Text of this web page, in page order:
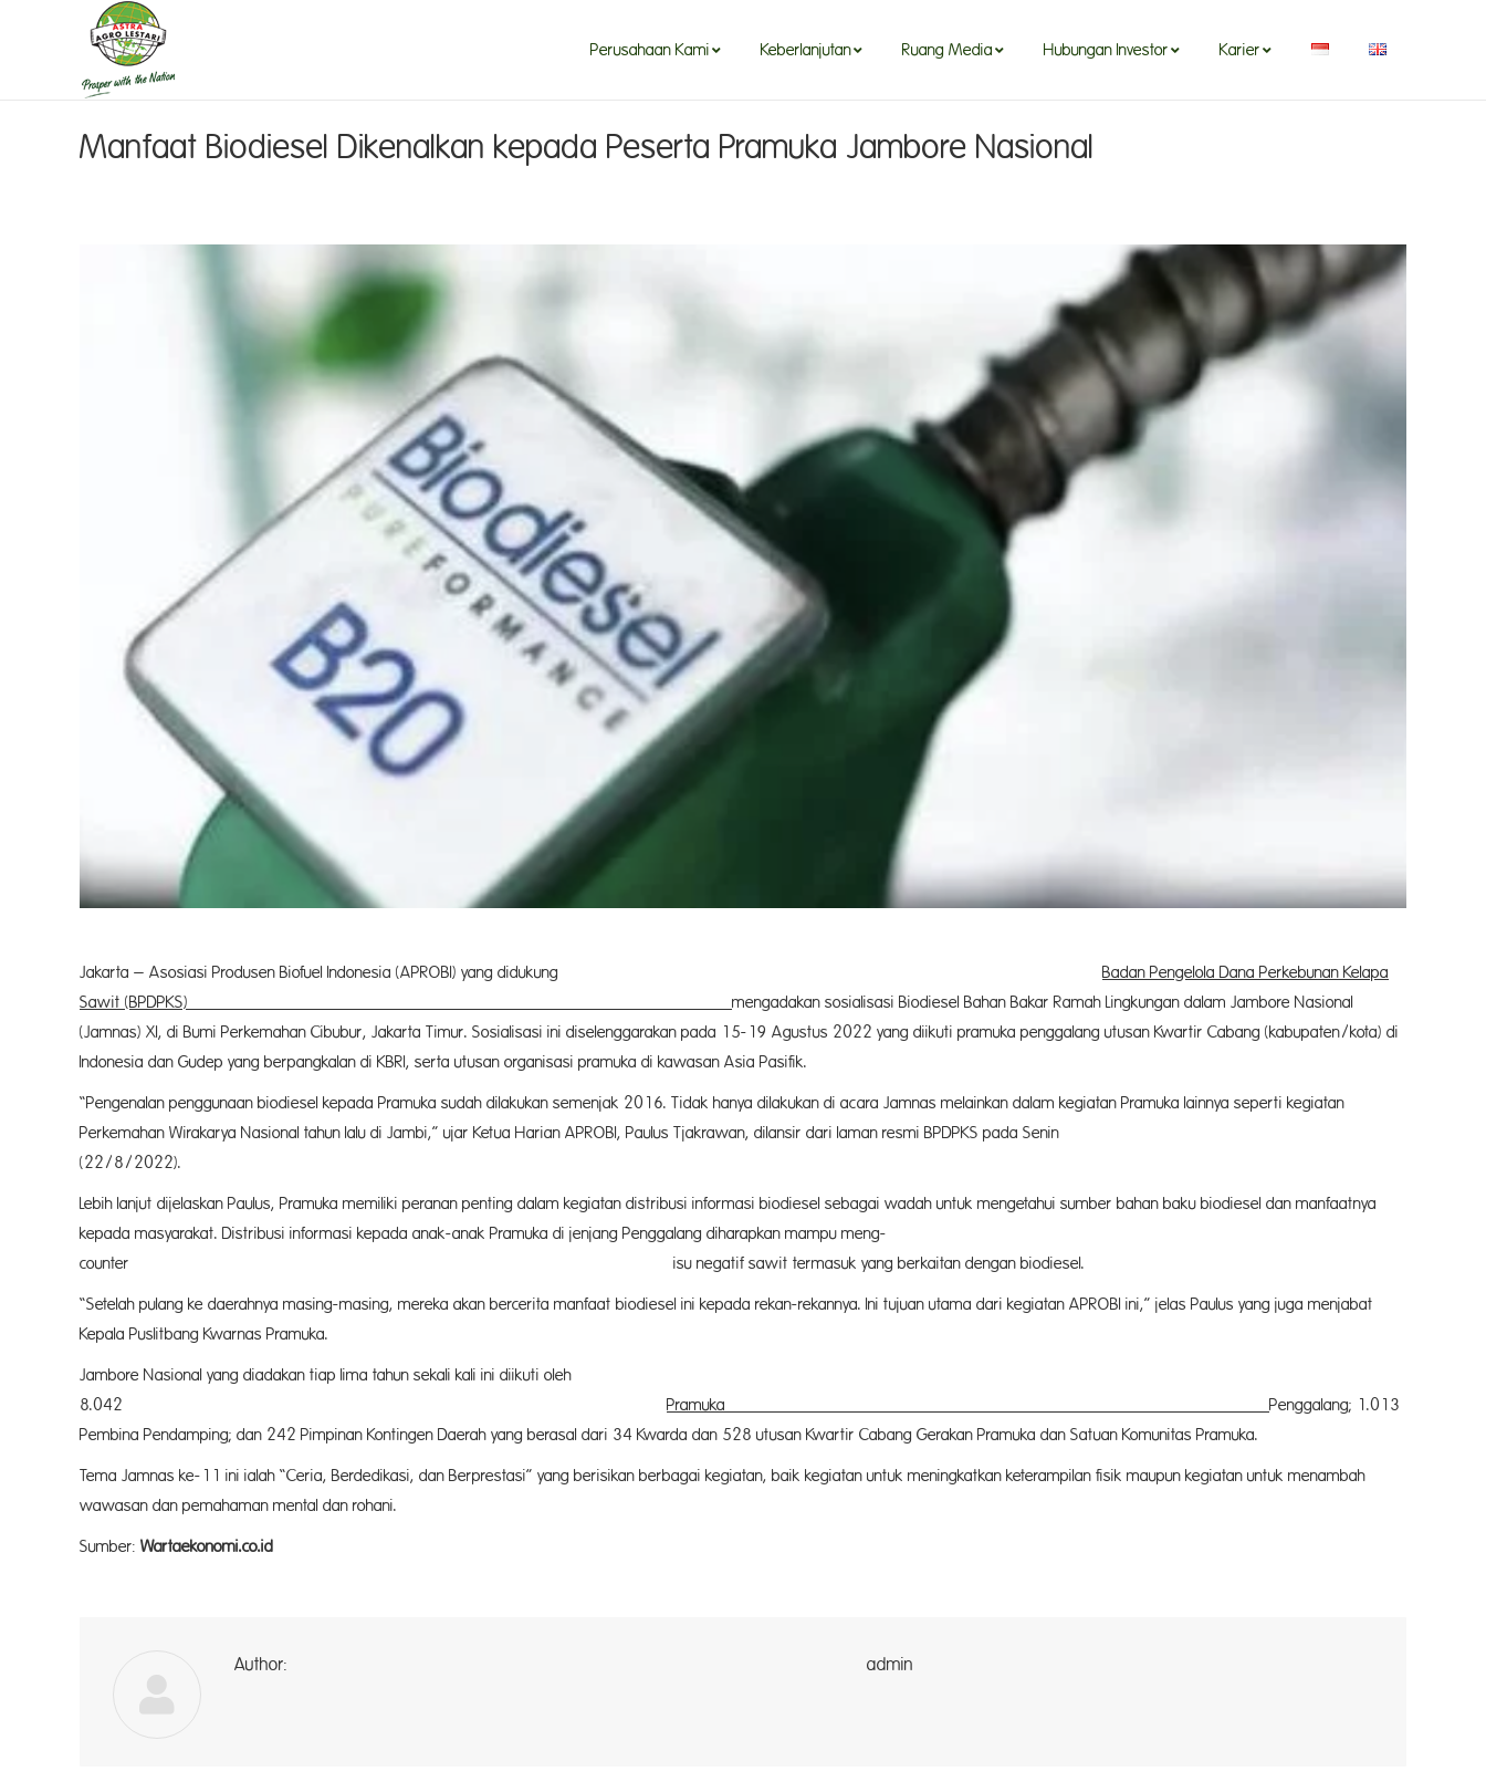
Perusahaan Kami Keberlanjutan Ruang Media Hubungan Investor Karier
Manfaat Biodiesel Dikenalkan kepada Peserta Pramuka Jambore Nasional
Jakarta – Asosiasi Produsen Biofuel Indonesia (APROBI) yang didukung Badan Pengelola Dana Perkebunan Kelapa
Sawit (BPDPKS) mengadakan sosialisasi Biodiesel Bahan Bakar Ramah Lingkungan dalam Jambore Nasional
(Jamnas) XI, di Bumi Perkemahan Cibubur, Jakarta Timur. Sosialisasi ini diselenggarakan pada 15-19 Agustus 2022 yang diikuti pramuka penggalang utusan Kwartir Cabang (kabupaten/kota) di
Indonesia dan Gudep yang berpangkalan di KBRI, serta utusan organisasi pramuka di kawasan Asia Pasifik.
“Pengenalan penggunaan biodiesel kepada Pramuka sudah dilakukan semenjak 2016. Tidak hanya dilakukan di acara Jamnas melainkan dalam kegiatan Pramuka lainnya seperti kegiatan
Perkemahan Wirakarya Nasional tahun lalu di Jambi,” ujar Ketua Harian APROBI, Paulus Tjakrawan, dilansir dari laman resmi BPDPKS pada Senin
(22/8/2022).
Lebih lanjut dijelaskan Paulus, Pramuka memiliki peranan penting dalam kegiatan distribusi informasi biodiesel sebagai wadah untuk mengetahui sumber bahan baku biodiesel dan manfaatnya
kepada masyarakat. Distribusi informasi kepada anak-anak Pramuka di jenjang Penggalang diharapkan mampu meng-
counter isu negatif sawit termasuk yang berkaitan dengan biodiesel.
“Setelah pulang ke daerahnya masing-masing, mereka akan bercerita manfaat biodiesel ini kepada rekan-rekannya. Ini tujuan utama dari kegiatan APROBI ini,” jelas Paulus yang juga menjabat
Kepala Puslitbang Kwarnas Pramuka.
Jambore Nasional yang diadakan tiap lima tahun sekali kali ini diikuti oleh
8.042 Pramuka Penggalang; 1.013
Pembina Pendamping; dan 242 Pimpinan Kontingen Daerah yang berasal dari 34 Kwarda dan 528 utusan Kwartir Cabang Gerakan Pramuka dan Satuan Komunitas Pramuka.
Tema Jamnas ke-11 ini ialah “Ceria, Berdedikasi, dan Berprestasi” yang berisikan berbagai kegiatan, baik kegiatan untuk meningkatkan keterampilan fisik maupun kegiatan untuk menambah
wawasan dan pemahaman mental dan rohani.
Sumber: Wartaekonomi.co.id
Author: admin